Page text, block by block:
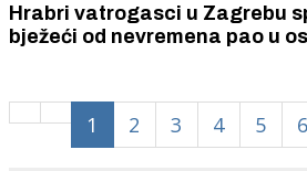
Hrabri vatrogasci u Zagrebu
bježeći od nevremena pao u
1 2 3 4 5 6